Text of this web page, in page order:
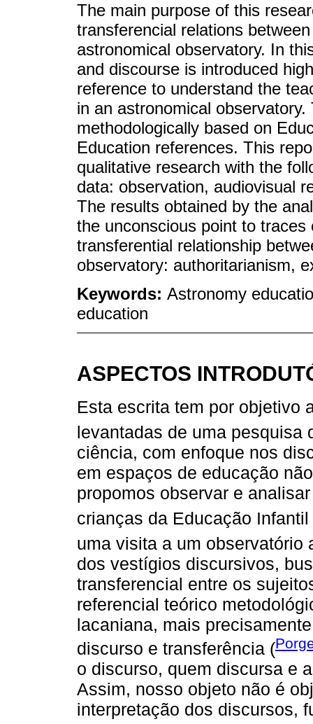
The main purpose of this
transferencial relations
astronomical observatory. In
and discourse is introduced
reference to understand the
in an astronomical
methodologically based on
Education references. This
qualitative research with the
data: observation, audiovisual
The results obtained by the
the unconscious point to
transferential relationship
observatory: authoritarianism,
Keywords: Astronomy
education
ASPECTOS
Esta escrita tem por objetivo
levantadas de uma pesquisa
ciência, com enfoque nos
em espaços de educação
propomos observar e
crianças da Educação
uma visita a um observatório
dos vestígios discursivos,
transferencial entre os
referencial teórico
lacaniana, mais
discurso e transferência (
o discurso, quem discursa e
Assim, nosso objeto não é
interpretação dos discursos,